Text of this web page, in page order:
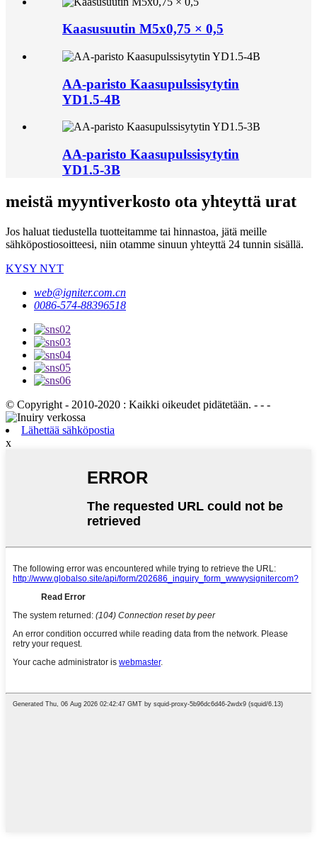
Kaasusuutin M5x0,75 × 0,5
AA-paristo Kaasupulssisytytin
YD1.5-4B
AA-paristo Kaasupulssisytytin
YD1.5-3B
meistä myyntiverkosto ota yhteyttä urat
Jos haluat tiedustella tuotteitamme tai hinnastoa, jätä meille
sähköpostiosoitteesi, niin otamme sinuun yhteyttä 24 tunnin sisällä.
KYSY NYT
web@igniter.com.cn
0086-574-88396518
© Copyright - 2010-2020 : Kaikki oikeudet pidätetään. - - -
Lähettää sähköpostia
x